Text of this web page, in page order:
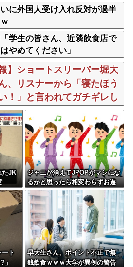
に外国人受け入れ反対が過半
学生の皆さん、近隣飲食店で
やめてください」
報】ショートスリーパー堀大
、リスナーから「寝たほう
！」と言われてガチギレし
高須幹也医師の医学的ア
スに激昂 ｗｗｗｗｗｗｗｗ
たJK
ジャニが消えてJPOPがマシにな
るかと思ったら相変わらずお遊
戯会やってて笑う
ート
」
早大生さん、ポイント不正で無
銭飲食ｗｗｗ大学が異例の警告